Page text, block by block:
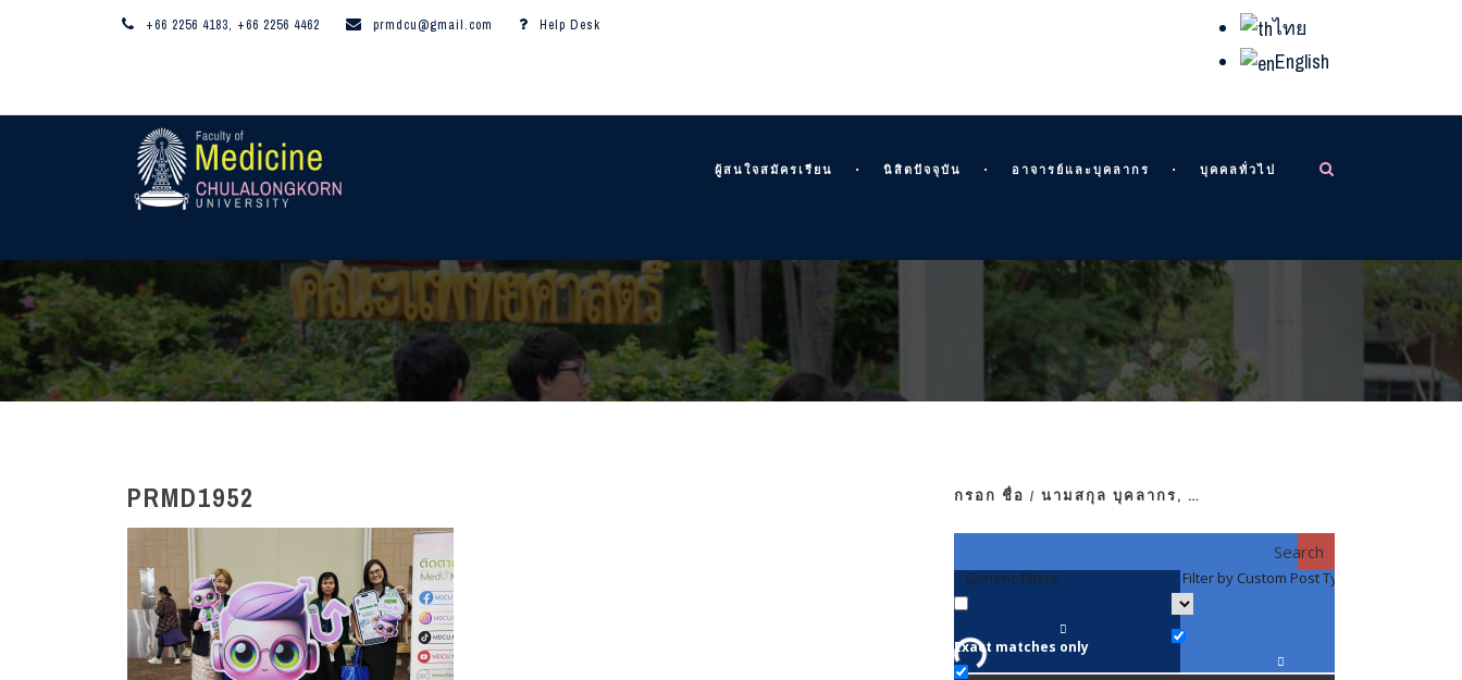
+66 2256 4183, +66 2256 4462 prmdcu@gmail.com Help Desk
ไทย
English
ผู้สนใจสมัครเรียน นิสิตปัจจุบัน อาจารย์และบุคลากร บุคคลทั่วไป
PRMD1952 กรอก ชื่อ / นามสกุล บุคลากร, …
Search
Generic filters
Exact matches only
Filter by Custom Post Type